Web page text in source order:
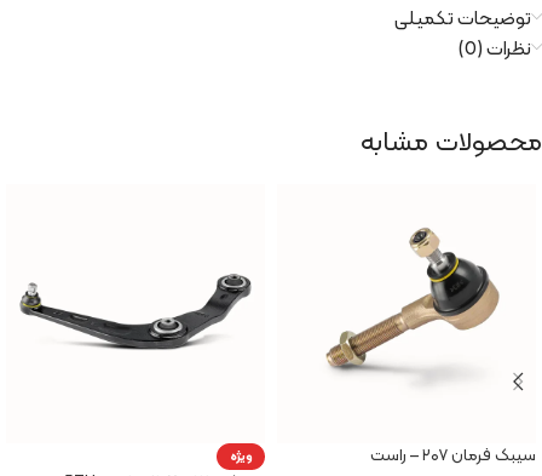
توضیحات تکمیلی
نظرات (0)
محصولات مشابه
سیبک فرمان ۲۰۷ – راست
ویژه